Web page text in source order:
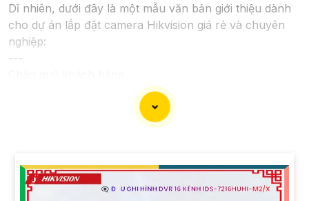
Dĩ nhiên, dưới đây là một mẫu văn bản giới thiệu dành
cho dự án lắp đặt camera Hikvision giá rẻ và chuyên
nghiệp:
---
Chúng tôi xin trân trọng giới thiệu đến quý vị dịch vụ
lắp đặt camera Hikvision giá rẻ và chuyên nghiệp cho
mang đến cho quý vị những giải pháp an ninh hiệu
quả, đáng tin cậy và tiết kiệm chi phí.